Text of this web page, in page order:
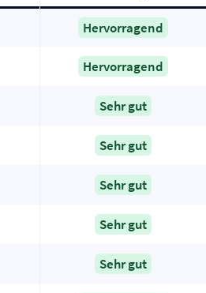
Hervorragend
Hervorragend
Sehr gut
Sehr gut
Sehr gut
Sehr gut
Sehr gut